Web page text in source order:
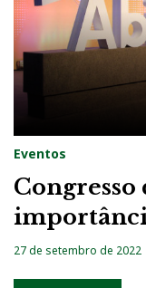
Eventos
Congresso
27 de setembro de 2022